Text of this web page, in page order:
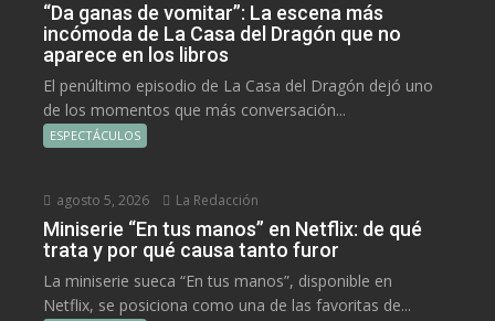
“Da ganas de vomitar”: La escena más
incómoda de La Casa del Dragón que no
aparece en los libros
El penúltimo episodio de La Casa del Dragón dejó uno
de los momentos que más conversación...
ESPECTÁCULOS
agosto 5, 2026 La Redacción
Miniserie “En tus manos” en Netflix: de qué
trata y por qué causa tanto furor
La miniserie sueca “En tus manos”, disponible en
Netflix, se posiciona como una de las favoritas de...